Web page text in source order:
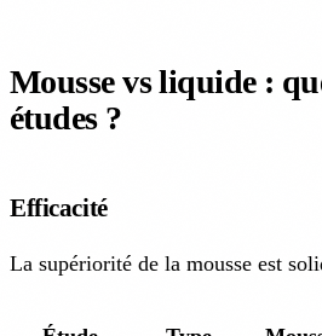
Mousse vs liquide :
études ?
Efficacité
La supériorité de la mousse est